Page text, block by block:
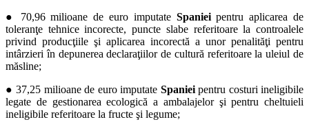
● 70,96 milioane de euro imputate Spanieipentru aplicarea de
toleranţe tehnice incorecte, puncte slabe referitoare la controalele
privind producţiile şi aplicarea incorectă a unor penalităţi pentru
intârzieri în depunerea declaraţiilor de cultură referitoare la uleiul de
măsline;
● 37,25 milioane de euro imputate Spanieipentru costuri ineligibile
legate de gestionarea ecologică a ambalajelor şi pentru cheltuieli
ineligibile referitoare la fructe şi legume;